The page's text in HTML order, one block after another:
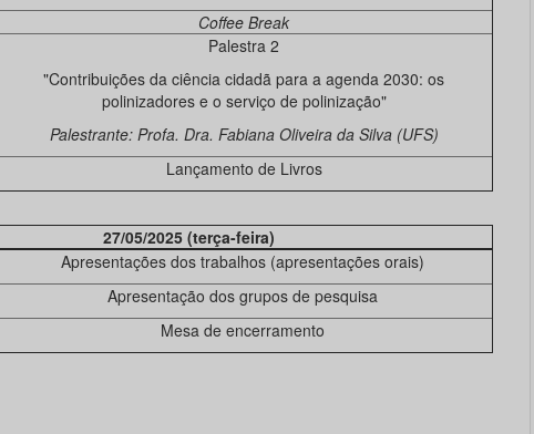
Coffee Break
Palestra 2
"Contribuições da ciência cidadã para a agenda 2030: os
polinizadores e o serviço de polinização"
Palestrante: Profa. Dra. Fabiana Oliveira da Silva (UFS)
Lançamento de Livros
27/05/2025 (terça-feira)
Apresentações dos trabalhos (apresentações orais)
Apresentação dos grupos de pesquisa
Mesa de encerramento